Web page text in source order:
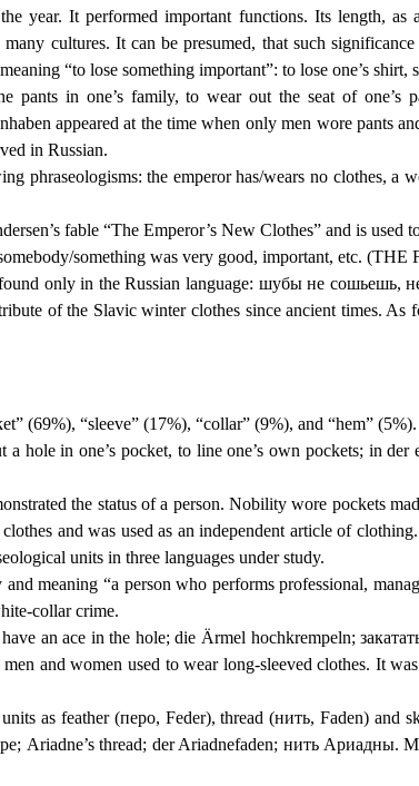
year. It performed important functions. Its length, as
cultures. It can be presumed, that such
“to lose something important”: to lose one’s shirt,
pants in one’s family, to wear out the seat of
appeared at the time when only men wore pants
in Russian.
the emperor has/wears no clothes, a
fable “The Emperor’s New Clothes” and is
something was very good, important, etc.
only in the Russian language: шубы не сошьешь,
of the Slavic winter clothes since ancient times. As
(69%), “sleeve” (17%), “collar” (9%), and “hem” (5%).
in one’s pocket, to line one’s own pockets; in
the status of a person. Nobility wore pockets
and was used as an independent article of
units in three languages under study.
meaning “a person who performs professional,
collar crime.
an ace in the hole; die Ärmel hochkrempeln;
and women used to wear long-sleeved clothes. It
as feather (перо, Feder), thread (нить, Faden) and
Аriadne’s thread; der Ariadnefaden; нить Ариадны.